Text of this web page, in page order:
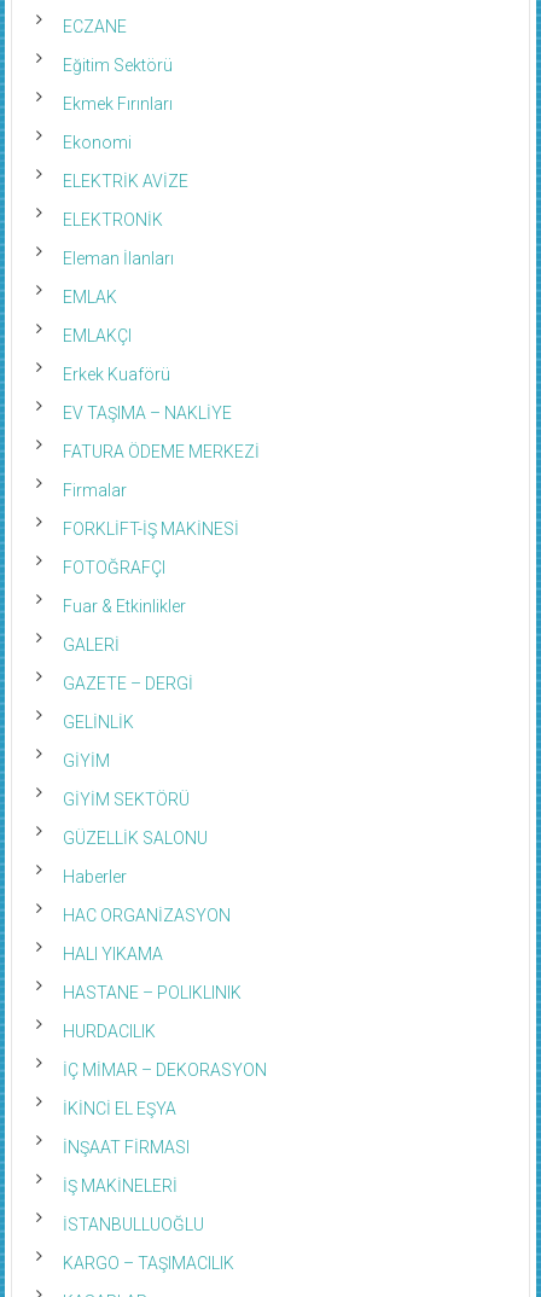
ECZANE
Eğitim Sektörü
Ekmek Fırınları
Ekonomi
ELEKTRİK AVİZE
ELEKTRONİK
Eleman İlanları
EMLAK
EMLAKÇI
Erkek Kuaförü
EV TAŞIMA – NAKLİYE
FATURA ÖDEME MERKEZİ
Firmalar
FORKLİFT-İŞ MAKİNESİ
FOTOĞRAFÇI
Fuar & Etkinlikler
GALERİ
GAZETE – DERGİ
GELİNLİK
GİYİM
GİYİM SEKTÖRÜ
GÜZELLİK SALONU
Haberler
HAC ORGANİZASYON
HALI YIKAMA
HASTANE – POLIKLINIK
HURDACILIK
İÇ MİMAR – DEKORASYON
İKİNCİ EL EŞYA
İNŞAAT FİRMASI
İŞ MAKİNELERİ
İSTANBULLUOĞLU
KARGO – TAŞIMACILIK